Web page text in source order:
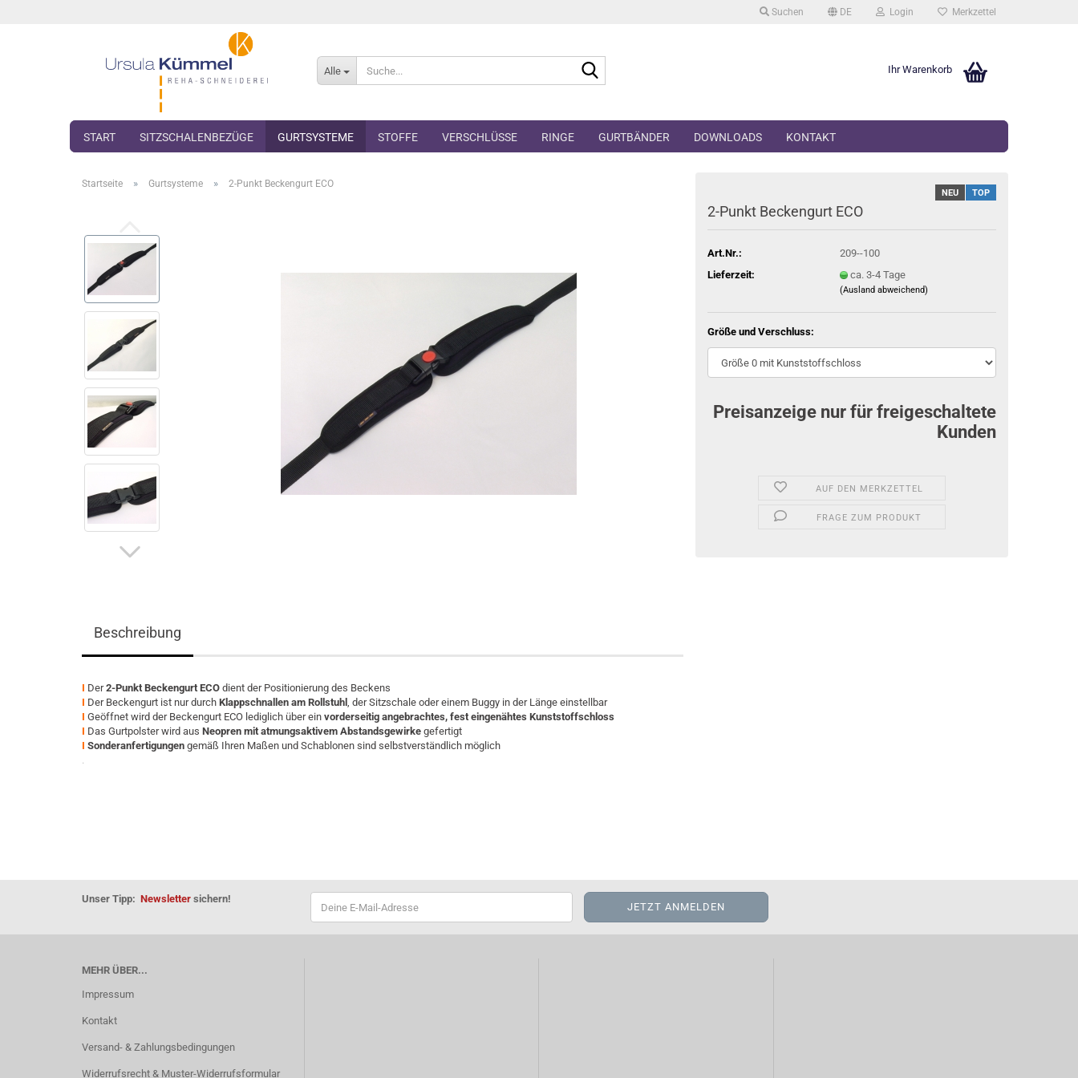
Suchen DE Login Merkzettel
Alle Ihr Warenkorb
START SITZSCHALENBEZÜGE GURTSYSTEME STOFFE VERSCHLÜSSE RINGE GURTBÄNDER DOWNLOADS KONTAKT
Startseite » Gurtsysteme » 2-Punkt Beckengurt ECO
NEU TOP
2-​Punkt Be­cken­gurt ECO
Art.Nr.:
209--100
Lieferzeit:
ca. 3-4 Tage
(Ausland abweichend)
Größe und Verschluss:
Preisanzeige nur für freigeschaltete
Kunden
AUF DEN MERKZETTEL
FRAGE ZUM PRODUKT
Beschreibung
I Der2-Punkt Beckengurt ECO dient der Positionierung des Beckens
I Der Beckengurt ist nur durch Klappschnallen am Rollstuhl , der Sitzschale oder einem Buggy in der Länge einstellbar
I Geöffnet wird der Beckengurt ECO lediglich über ein vorderseitig angebrachtes, fest eingenähtes Kunststoffschloss
I Das Gurtpolster wird aus Neopren mit atmungsaktivem Abstandsgewirke gefertigt
I Sonderanfertigungen gemäß Ihren Maßen und Schablonen sind selbstverständlich möglich
.
Unser Tipp: Newsletter sichern!
MEHR ÜBER...
Impressum
Kontakt
Versand- & Zahlungsbedingungen
Widerrufsrecht & Muster-Widerrufsformular